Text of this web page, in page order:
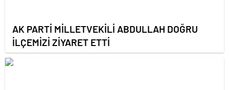
AK PARTİ MİLLETVEKİLİ ABDULLAH DOĞRU
İLÇEMİZİ ZİYARET ETTİ